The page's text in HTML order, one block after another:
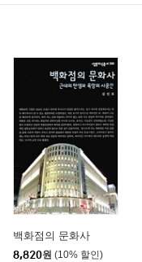
백화점의 문화사
8,820원 (10% 할인)